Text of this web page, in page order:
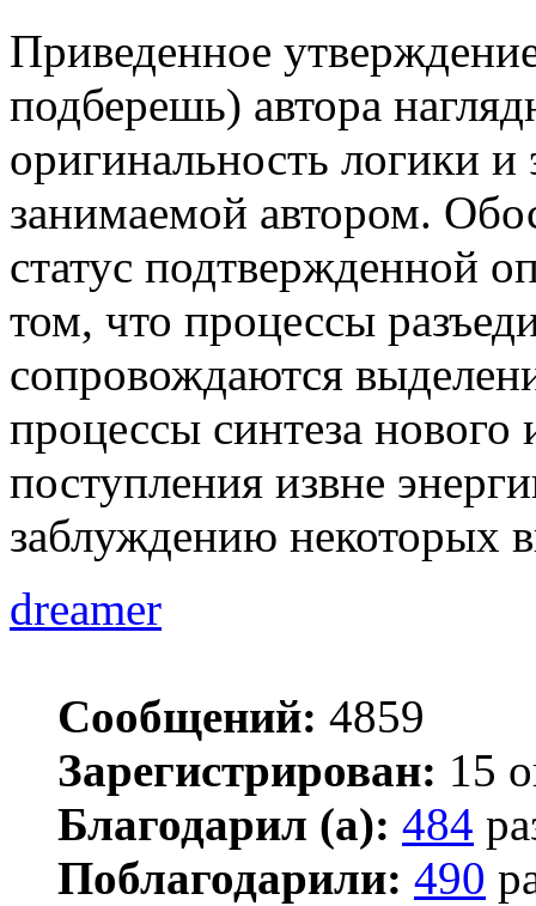
Приведенное
подберешь) автора
оригинальность логики и
занимаемой автором.
статус подтвержденной
том, что процессы
сопровождаются
процессы синтеза
поступления извне
заблуждению некоторых
dreamer
Сообщений: 4859
Зарегистрирован: 15
Благодарил (а): 484
Поблагодарили: 490